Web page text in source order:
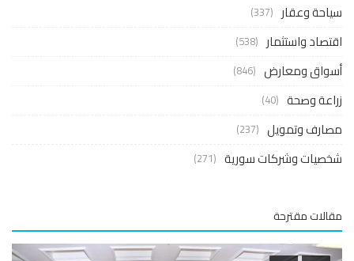
وعقار (337)
واستثمار (538)
ومعارض (846)
وصحة (40)
وتمويل (237)
وشركات سورية (271)
مقترحة